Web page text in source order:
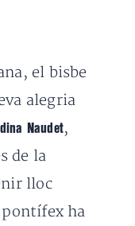
el bisbe
alegria
Naudet,
de la
lloc
ha